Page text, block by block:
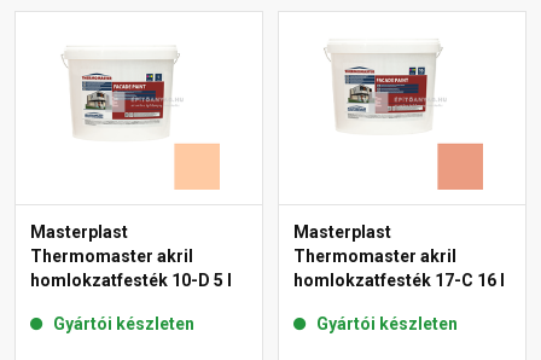
Masterplast
Thermomaster akril
homlokzatfesték 10-D 5 l
Gyártói készleten
Masterplast
Thermomaster akril
homlokzatfesték 17-C 16 l
Gyártói készleten